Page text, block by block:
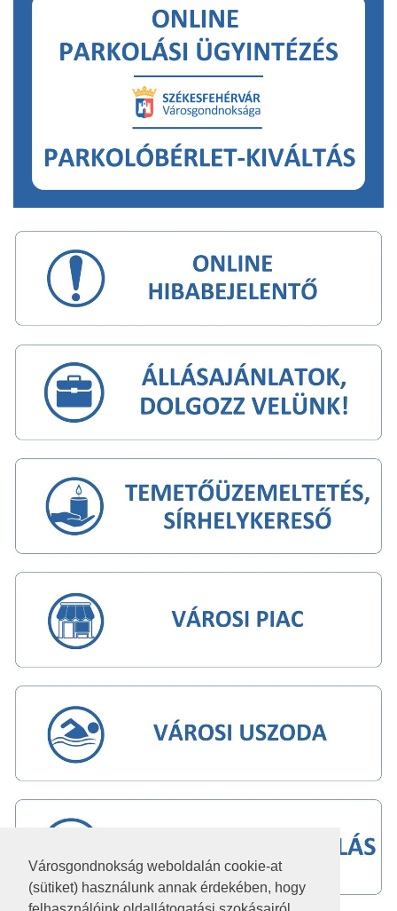
Városgondnokság weboldalán cookie-at
(sütiket) használunk annak érdekében, hogy